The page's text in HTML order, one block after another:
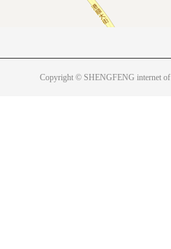
Copyright © SHENGFENG internet